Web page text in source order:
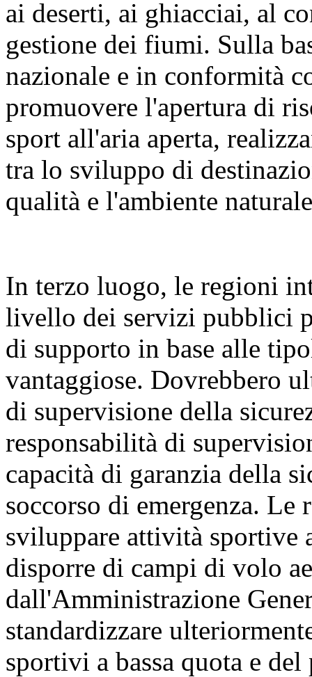
ai deserti, ai ghiacciai, al
gestione dei fiumi. Sulla
nazionale e in conformità
promuovere l'apertura di
sport all'aria aperta,
tra lo sviluppo di
qualità e l'ambiente
In terzo luogo, le regioni
livello dei servizi pubblici
di supporto in base alle
vantaggiose. Dovrebbero
di supervisione della
responsabilità di
capacità di garanzia della
soccorso di emergenza.
sviluppare attività sportive
disporre di campi di volo
dall'Amministrazione
standardizzare
sportivi a bassa quota e